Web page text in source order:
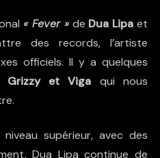
« Fever »de Dua Lipa et
des records, l’artiste
officiels. Il y a quelques
Grizzy et Viga qui nous
supérieur, avec des
Dua Lipa continue de